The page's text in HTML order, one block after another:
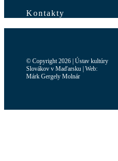
Kontakty
© Copyright 2026 | Ústav kultúry
Slovákov v Maďarsku | Web:
Márk Gergely Molnár